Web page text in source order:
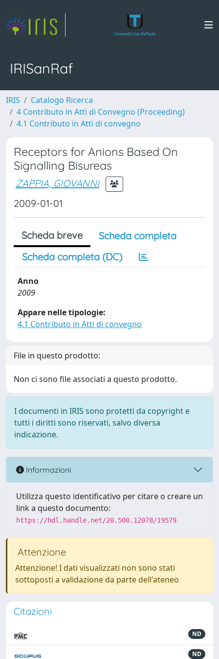
IRISanRaf
IRIS
Catalogo Ricerca
4 Contributo in Atti di Convegno (Proceeding)
4.1 Contributo in Atti di convegno
Receptors for Anions Based On
Signalling Bisureas
ZAPPIA, GIOVANNI
2009-01-01
Scheda breve
Scheda completa
Scheda completa (DC)
Anno
2009
Appare nelle tipologie:
4.1 Contributo in Atti di convegno
File in questo prodotto:
Non ci sono file associati a questo prodotto.
I documenti in IRIS sono protetti da copyright e
tutti i diritti sono riservati, salvo diversa
indicazione.
Informazioni
Utilizza questo identificativo per citare o creare un
link a questo documento:
https://hdl.handle.net/20.500.12078/19579
Attenzione
Attenzione! I dati visualizzati non sono stati
sottoposti a validazione da parte dell'ateneo
Citazioni
ND
ND